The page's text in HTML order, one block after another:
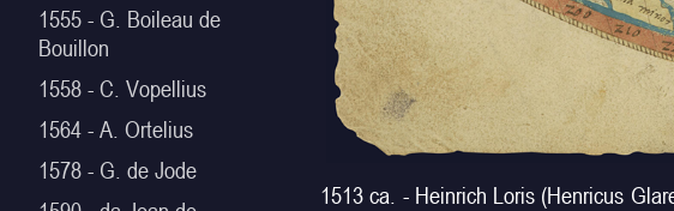
1555 - G. Boileau de
Bouillon
1558 - C. Vopellius
1564 - A. Ortelius
1578 - G. de Jode
1513 ca. - Heinrich Loris (Henricus